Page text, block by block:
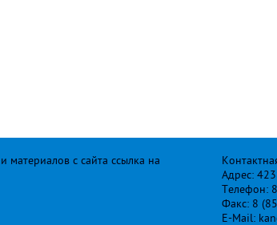
с сайта ссылка на
Адрес:
Телефон:
Факс: 8
E-Mail: